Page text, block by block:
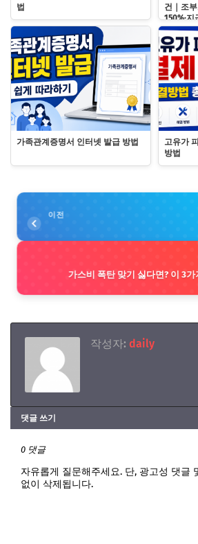
법
건｜조
150%·지
가족관계증명서 인터넷 발급 방법
고유가
방법
이전
가스비 폭탄 맞기 싫다면? 이 3
작성자: daily
댓글 쓰기
0 댓글
자유롭게 질문해주세요. 단, 광고성 댓글
없이 삭제됩니다.